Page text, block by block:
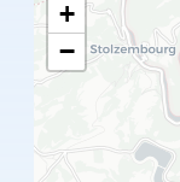
+
−